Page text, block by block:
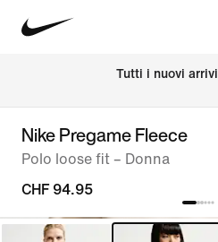
Tutti i nuovi arrivi
Nike Pregame Fleece
Polo loose fit – Donna
CHF 94.95